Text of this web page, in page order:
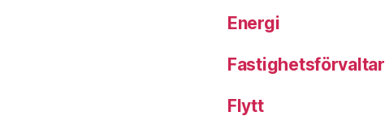
Energi
Flytt